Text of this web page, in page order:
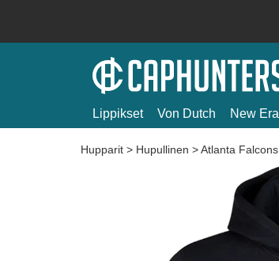
Lippikset Von Dutch New Era
Hupparit > Hupullinen >Atlanta Falcons